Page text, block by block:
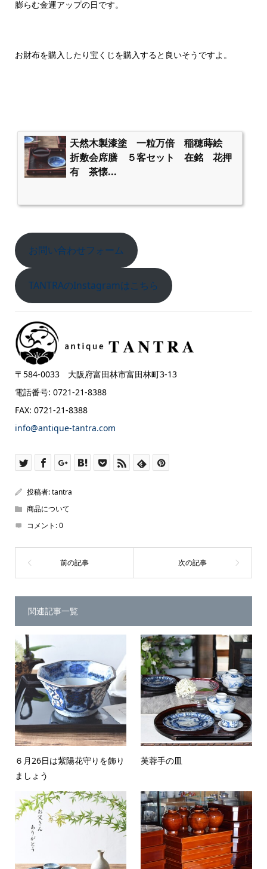
膨らむ金運アップの日です。
お財布を購入したり宝くじを購入すると良いそうですよ。
天然木製漆塗 一粒万倍 稲穂蒔絵
折敷会席膳 ５客セット 在銘 花押
有 茶懐...
お問い合わせフォーム
TANTRAのInstagramはこちら
〒584-0033 大阪府富田林市富田林町3-13
電話番号: 0721-21-8388
FAX: 0721-21-8388
info@antique-tantra.com
投稿者:tantra
商品について
コメント:0
関連記事一覧
６月26日は紫陽花守りを飾り
ましょう
芙蓉手の皿